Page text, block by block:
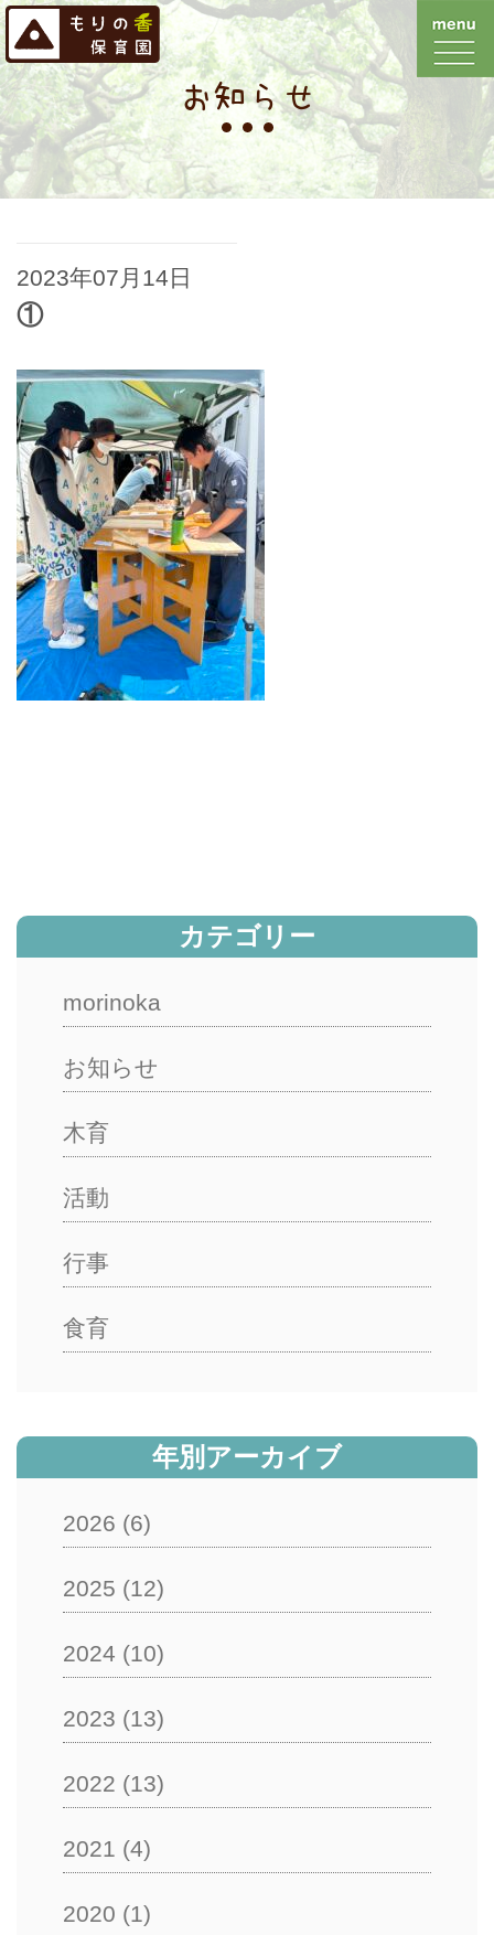
お知らせ
2023年07月14日
①
カテゴリー
morinoka
お知らせ
木育
活動
行事
食育
年別アーカイブ
2026 (6)
2025 (12)
2024 (10)
2023 (13)
2022 (13)
2021 (4)
2020 (1)